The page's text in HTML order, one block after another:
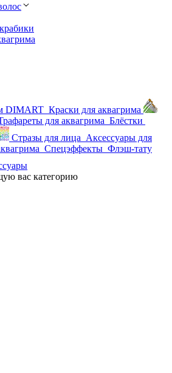
DIMART Краски для аквагрима
для аквагрима Блёстки
Стразы для лица Аксессуары для
Спецэффекты Флэш-тату
вас категорию